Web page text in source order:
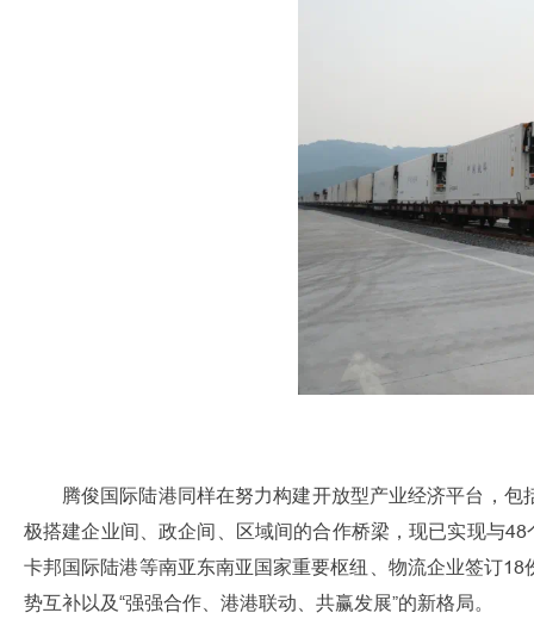
腾俊国际陆港同样在努力构建开放型产业经济平台，
极搭建企业间、政企间、区域间的合作桥梁，现已实现与
卡邦国际陆港等南亚东南亚国家重要枢纽、物流企业签订
势互补以及“强强合作、港港联动、共赢发展”的新格局。